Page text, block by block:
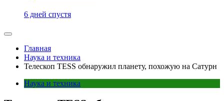
6 дней спустя
Главная
Наука и техника
Телескоп TESS обнаружил планету, похожую на Сатурн
Наука и техника